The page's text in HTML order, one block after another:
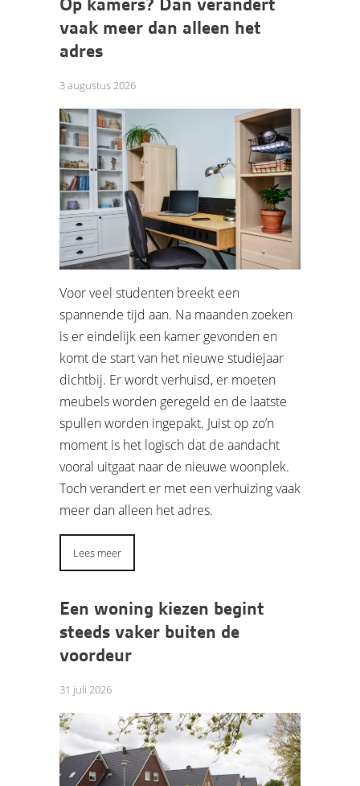
vaak meer dan alleen het
adres
3 augustus 2026
Voor veel studenten breekt een
spannende tijd aan. Na maanden zoeken
is er eindelijk een kamer gevonden en
komt de start van het nieuwe studiejaar
dichtbij. Er wordt verhuisd, er moeten
meubels worden geregeld en de laatste
spullen worden ingepakt. Juist op zo’n
moment is het logisch dat de aandacht
vooral uitgaat naar de nieuwe woonplek.
Toch verandert er met een verhuizing vaak
meer dan alleen het adres.
Lees meer
Een woning kiezen begint
steeds vaker buiten de
voordeur
31 juli 2026